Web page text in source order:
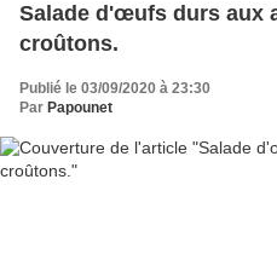
Salade d'œufs durs aux
croûtons.
Publié le 03/09/2020 à 23:30
Par Papounet